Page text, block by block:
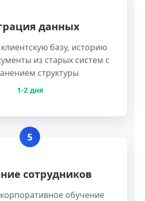
данных
базу, историю
из старых систем с
структуры
1-2 дня
5
сотрудников
обучение